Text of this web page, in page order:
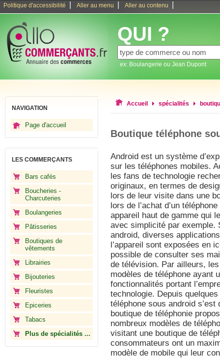
Politique d'accessibilité Aller au menu Aller au contenu
QUI ?
ex: Boulangerie ou Jean Dupont
NAVIGATION
Page d'accueil
LES COMMERÇANTS
Bars cafés
Boucheries -
Charcuteries
Boulangeries
Pâtisseries
Boutiques de
vêtements
Librairies
Bijouteries
Fleuristes
Epiceries
Tabacs
Plus de spécialités ...
Accueil spécialités
Boutique téléphone
Android est un système
sur les téléphones mobiles.
les fans de technologie
originaux, en termes de
lors de leur visite dans une
lors de l’achat d’un
appareil haut de gamme qui
avec simplicité par exemple.
android, diverses
l’appareil sont exposées en
possible de consulter ses
de télévision. Par ailleurs,
modèles de téléphone ayant
fonctionnalités portant
technologie. Depuis
téléphone sous android
boutique de téléphonie
nombreux modèles de
visitant une boutique de
consommateurs ont un
modèle de mobile qui leur